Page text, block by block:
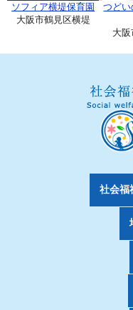
ソフィア横堤保育園
大阪市鶴見区横堤
つどい
大
社会福